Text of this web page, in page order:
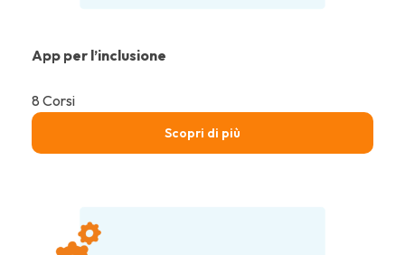
App per l’inclusione
8 Corsi
Scopri di più